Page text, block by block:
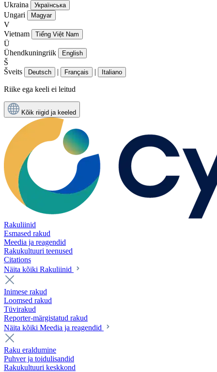
Ukraina
Українська
Ungari Magyar
V
Vietnam
Tiếng Việt Nam
Ü
Ühendkuningriik
English
Š
Šveits
Deutsch | Français | Italiano
Riike ega keeli ei leitud
Kõik riigid ja keeled
Rakuliinid
Esmased rakud
Meedia ja reagendid
Rakukultuuri teenused
Citations
Näita kõiki Rakuliinid
Inimese rakud
Loomsed rakud
Tüvirakud
Reporter-märgistatud rakud
Näita kõiki Meedia ja reagendid
Raku eraldumine
Puhver ja toidulisandid
Rakukultuuri keskkond